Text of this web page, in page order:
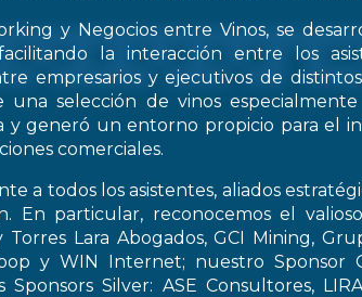
y Negocios entre Vinos, se
la interacción entre los
empresarios y ejecutivos de distintos
selección de vinos especialmente
y generó un entorno propicio para el
comerciales.
a todos los asistentes, aliados
En particular, reconocemos el
Lara Abogados, GCI Mining,
y WIN Internet; nuestro Sponsor
Silver: ASE Consultores,